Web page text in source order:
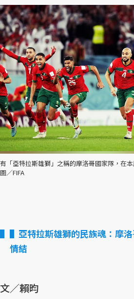
有「亞特拉斯雄獅」之稱的摩洛哥國家隊，在
圖／FIFA
▌亞特拉斯雄獅的民族魂：摩
情結
文／賴昀